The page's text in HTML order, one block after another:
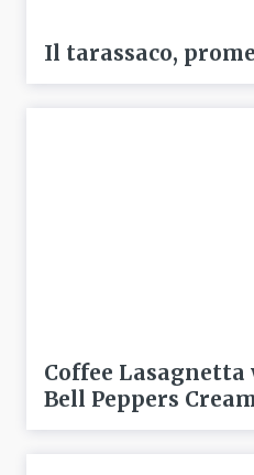
Il tarassaco,
Coffee
Bell Peppers